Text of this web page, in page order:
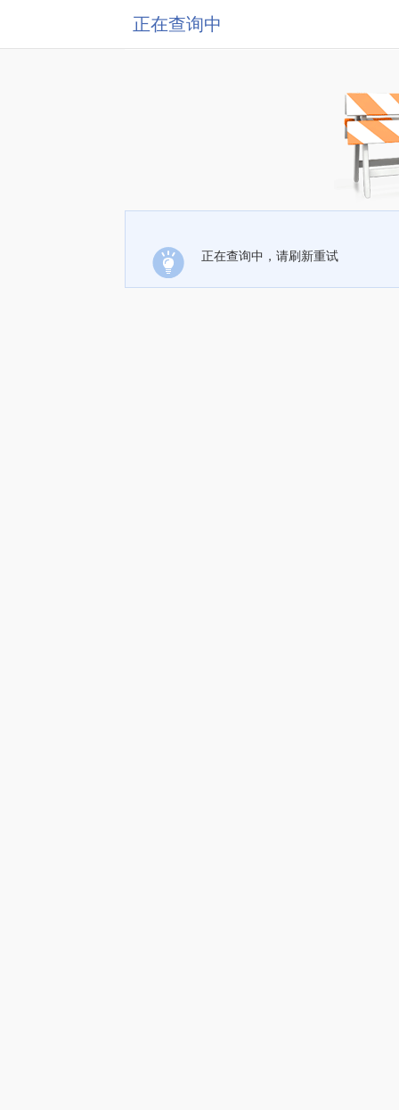
正在查询中
正在查询中，请刷新重试